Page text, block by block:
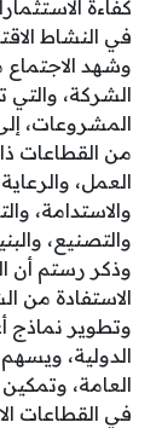
كفاءة
في النشاط
وشهد
الشركة، والتي
المشروعات،
من القطاعات
العمل،
والاستدامة،
والتصنيع،
وذكر رستم أن
الاستفادة من
وتطوير نماذج
الدولية،
العامة،
في القطاعات